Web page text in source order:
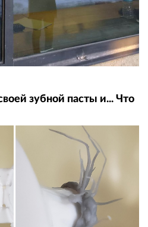
зубной пасты и... Что